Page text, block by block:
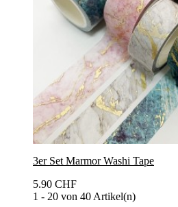
3er Set Marmor Washi Tape
5.90 CHF
1 - 20 von 40 Artikel(n)